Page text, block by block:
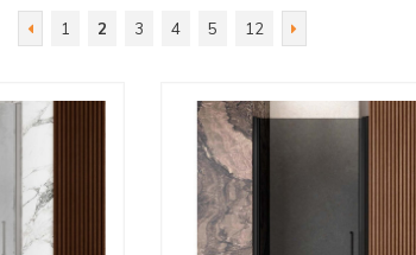
1 2 3 4 5 12